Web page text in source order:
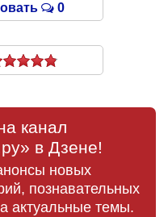
0
канал
в Дзене!
новых
познавательных
актуальные темы.